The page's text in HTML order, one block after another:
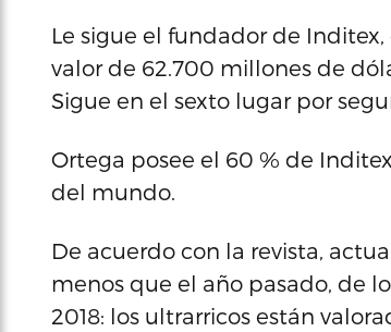
Le sigue el fundador de
valor de 62.700 millones de
Sigue en el sexto lugar por
Ortega posee el 60 % de
del mundo.
De acuerdo con la revista,
menos que el año pasado, de
2018: los ultrarricos están